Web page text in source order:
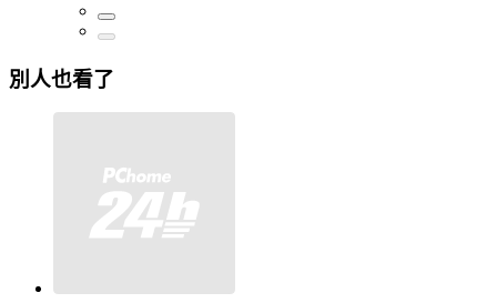
別人也看了